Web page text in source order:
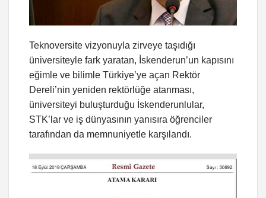
Teknoversite vizyonuyla zirveye taşıdığı
üniversiteyle fark yaratan, İskenderun’un kapısını
eğimle ve bilimle Türkiye’ye açan Rektör
Dereli’nin yeniden rektörlüğe atanması,
üniversiteyi buluşturduğu İskenderunlular,
STK’lar ve iş dünyasının yanısıra öğrenciler
tarafından da memnuniyetle karşılandı.